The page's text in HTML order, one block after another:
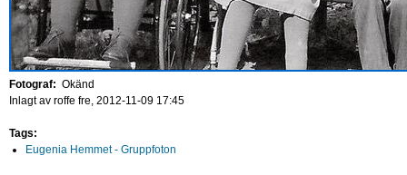
Fotograf: Okänd
Inlagt av roffe fre, 2012-11-09 17:45
Tags:
Eugenia Hemmet - Gruppfoton